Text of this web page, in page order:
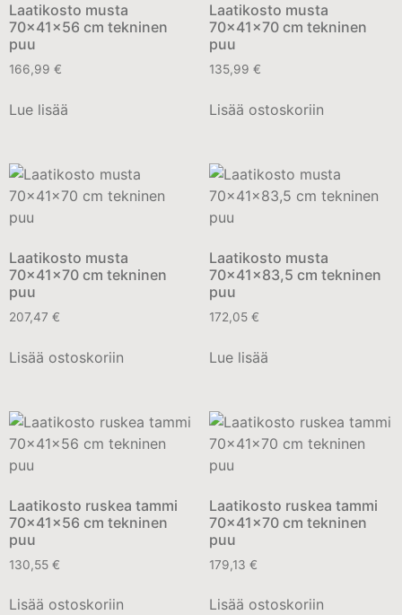
Laatikosto musta
70x41x56 cm tekninen
puu
166,99 €
Lue lisää
Laatikosto musta
70x41x70 cm tekninen
puu
135,99 €
Lisää ostoskoriin
Laatikosto musta
70x41x70 cm tekninen
puu
207,47 €
Lisää ostoskoriin
Laatikosto musta
70x41x83,5 cm tekninen
puu
172,05 €
Lue lisää
Laatikosto ruskea tammi
70x41x56 cm tekninen
puu
130,55 €
Lisää ostoskoriin
Laatikosto ruskea tammi
70x41x70 cm tekninen
puu
179,13 €
Lisää ostoskoriin